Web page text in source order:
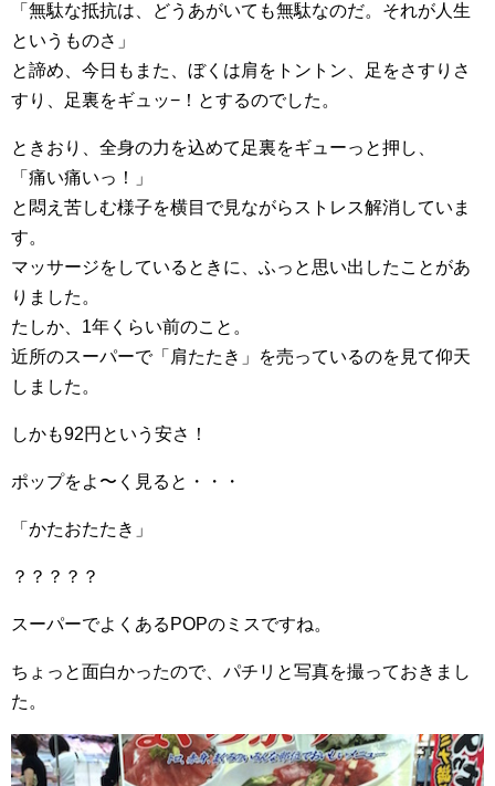
「無駄な抵抗は、どうあがいても無駄なのだ。それが人生
というものさ」
と諦め、今日もまた、ぼくは肩をトントン、足をさすりさ
すり、足裏をギュッ−！とするのでした。
ときおり、全身の力を込めて足裏をギューっと押し、
「痛い痛いっ！」
と悶え苦しむ様子を横目で見ながらストレス解消していま
す。
マッサージをしているときに、ふっと思い出したことがあ
りました。
たしか、1年くらい前のこと。
近所のスーパーで「肩たたき」を売っているのを見て仰天
しました。
しかも92円という安さ！
ポップをよ〜く見ると・・・
「かたおたたき」
？？？？？
スーパーでよくあるPOPのミスですね。
ちょっと面白かったので、パチリと写真を撮っておきまし
た。